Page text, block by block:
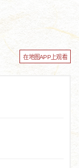
在地图APP上观看